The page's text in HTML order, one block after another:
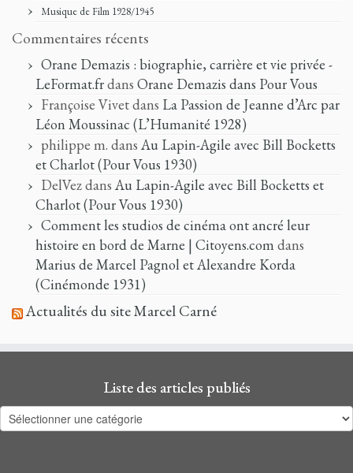
Musique de Film 1928/1945
Commentaires récents
Orane Demazis : biographie, carrière et vie privée -
LeFormat.frdans Orane Demazis dans Pour Vous
Françoise Vivetdans La Passion de Jeanne d’Arc par
Léon Moussinac (L’Humanité 1928)
philippe m. dans Au Lapin-Agile avec Bill Bocketts
et Charlot (Pour Vous 1930)
DelVezdans Au Lapin-Agile avec Bill Bocketts et
Charlot (Pour Vous 1930)
Comment les studios de cinéma ont ancré leur
histoire en bord de Marne | Citoyens.comdans
Marius de Marcel Pagnol et Alexandre Korda
(Cinémonde 1931)
Actualités du site Marcel Carné
Liste des articles publiés
Liste
des